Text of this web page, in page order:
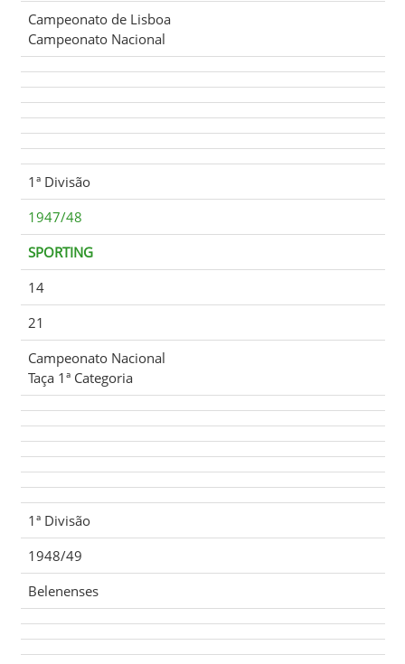
Campeonato de Lisboa
Campeonato Nacional
1ª Divisão
1947/48
SPORTING
14
21
Campeonato Nacional
Taça 1ª Categoria
1ª Divisão
1948/49
Belenenses